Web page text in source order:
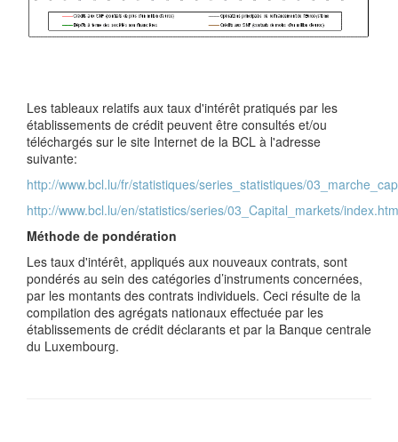
Les tableaux relatifs aux taux d'intérêt pratiqués par les
établissements de crédit peuvent être consultés et/ou
téléchargés sur le site Internet de la BCL à l'adresse
suivante:
http://www.bcl.lu/fr/statistiques/series_statistiques/
http://www.bcl.lu/en/statistics/series/03_Capital_markets/
Méthode de pondération
Les taux d'intérêt, appliqués aux nouveaux contrats, sont
pondérés au sein des catégories d’instruments concernées,
par les montants des contrats individuels. Ceci résulte de la
compilation des agrégats nationaux effectuée par les
établissements de crédit déclarants et par la Banque centrale
du Luxembourg.